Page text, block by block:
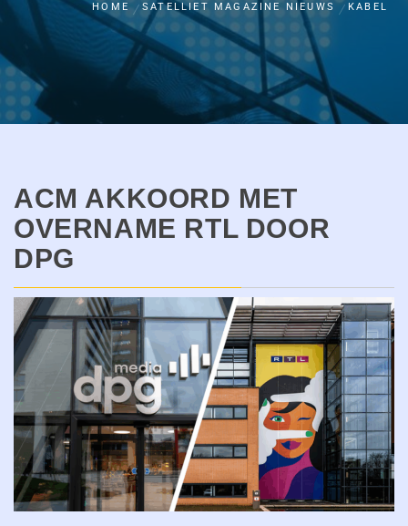
HOME SATELLIET MAGAZINE NIEUWS KABEL
ACM AKKOORD MET
OVERNAME RTL DOOR
DPG